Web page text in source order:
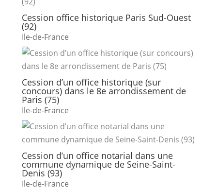
Cession office historique Paris Sud-Ouest
(92)
Ile-de-France
Cession d’un office historique (sur
concours) dans le 8e arrondissement de
Paris (75)
Ile-de-France
Cession d’un office notarial dans une
commune dynamique de Seine-Saint-
Denis (93)
Ile-de-France